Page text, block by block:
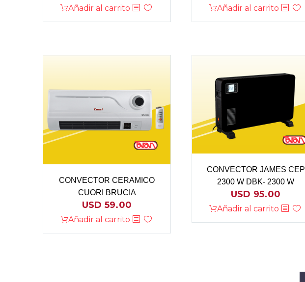
Añadir al carrito Añadir al carrito
CONVECTOR CERAMICO
CUORI BRUCIA
USD 59.00
Añadir al carrito
CONVECTOR JAMES CEP
2300 W DBK- 2300 W
USD 95.00
Añadir al carrito